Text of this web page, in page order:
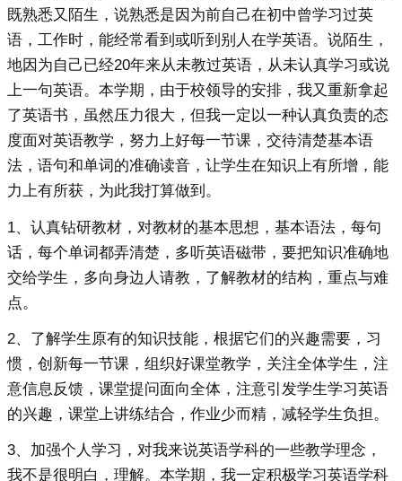
既熟悉又陌生，说熟悉是因为前自己在初中曾学习过英
语，工作时，能经常看到或听到别人在学英语。说陌生，
地因为自己已经20年来从未教过英语，从未认真学习或说
上一句英语。本学期，由于校领导的安排，我又重新拿起
了英语书，虽然压力很大，但我一定以一种认真负责的态
度面对英语教学，努力上好每一节课，交待清楚基本语
法，语句和单词的准确读音，让学生在知识上有所增，能
力上有所获，为此我打算做到。
1、认真钻研教材，对教材的基本思想，基本语法，每句
话，每个单词都弄清楚，多听英语磁带，要把知识准确地
交给学生，多向身边人请教，了解教材的结构，重点与难
点。
2、了解学生原有的知识技能，根据它们的兴趣需要，习
惯，创新每一节课，组织好课堂教学，关注全体学生，注
意信息反馈，课堂提问面向全体，注意引发学生学习英语
的兴趣，课堂上讲练结合，作业少而精，减轻学生负担。
3、加强个人学习，对我来说英语学科的一些教学理念，
我不是很明白，理解。本学期，我一定积极学习英语学科